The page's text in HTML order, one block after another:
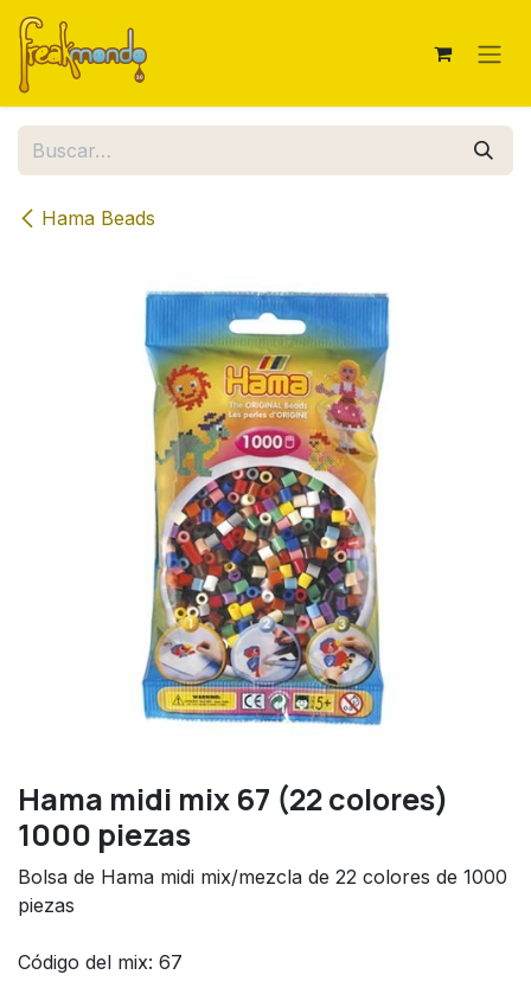
Ir al contenido
Hama Beads
Hama midi mix 67 (22 colores)
1000 piezas
Bolsa de Hama midi mix/mezcla de 22 colores de 1000
piezas
Código del mix: 67